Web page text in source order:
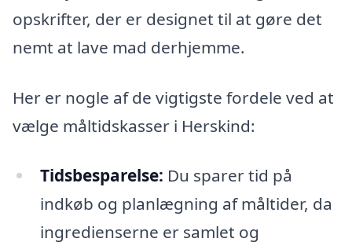
opskrifter, der er designet til at gøre det
nemt at lave mad derhjemme.
Her er nogle af de vigtigste fordele ved at
vælge måltidskasser i Herskind:
Tidsbesparelse: Du sparer tid på
indkøb og planlægning af måltider, da
ingredienserne er samlet og